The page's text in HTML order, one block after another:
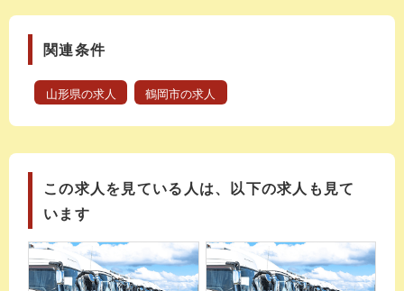
関連条件
山形県の求人 鶴岡市の求人
この求人を見ている人は、以下の求人も見て
います